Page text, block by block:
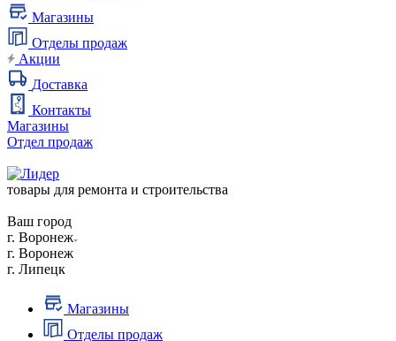
Магазины
Отделы продаж
Акции
Доставка
Контакты
Магазины
Отдел продаж
товары для ремонта и строительства
Ваш город
г. Воронеж
г. Воронеж
г. Липецк
Магазины
Отделы продаж